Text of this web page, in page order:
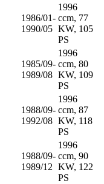
1986/01-
1990/05
1996
ccm, 77
KW, 105
PS
1985/09-
1989/08
1996
ccm, 80
KW, 109
PS
1988/09-
1992/08
1996
ccm, 87
KW, 118
PS
1988/09-
1989/12
1996
ccm, 90
KW, 122
PS